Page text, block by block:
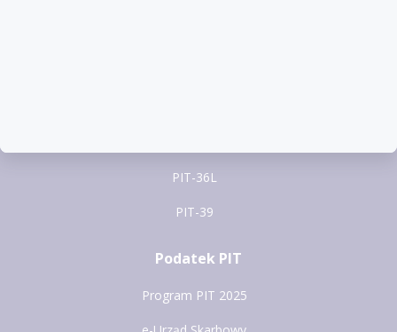
PIT-36L
PIT-39
Podatek PIT
Program PIT 2025